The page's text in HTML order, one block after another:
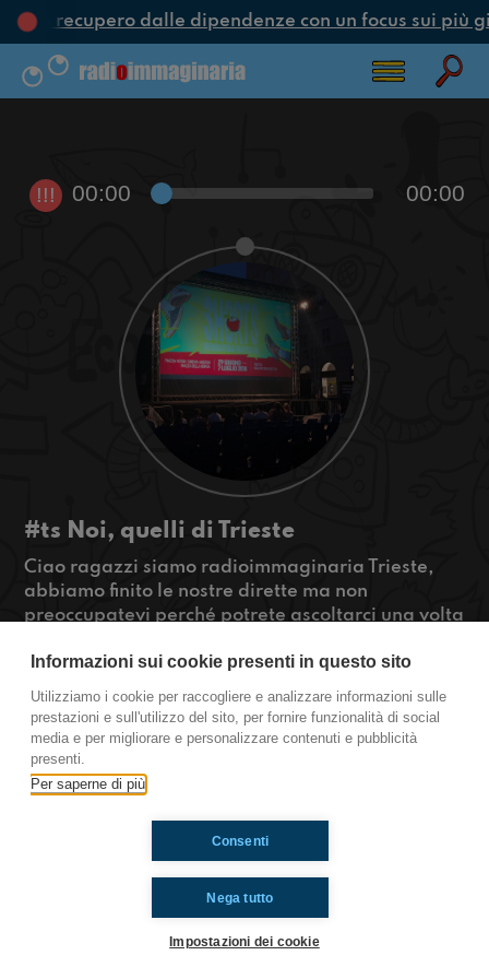
e recupero dalle dipendenze con un focus sui più
!!! 00:00 00:00
#ts Noi, quelli di Trieste
Ciao ragazzi siamo radioimmaginaria Trieste,
abbiamo finito le nostre dirette ma non
preoccupatevi perché potrete ascoltarci una volta
Ma adesso pensiamo a questa puntata in cui
parleremo dei tuffi tipici di trieste ma non solo...
#OkkinSu www.radioimmaginaria.it
Trieste
Ti è piaciuto? Condividilo!
Informazioni sui cookie presenti in questo sito
Utilizziamo i cookie per raccogliere e analizzare informazioni sulle
prestazioni e sull'utilizzo del sito, per fornire funzionalità di social
media e per migliorare e personalizzare contenuti e pubblicità
presenti.
Per saperne di più
Nega tutto
Consenti
Impostazioni dei cookie